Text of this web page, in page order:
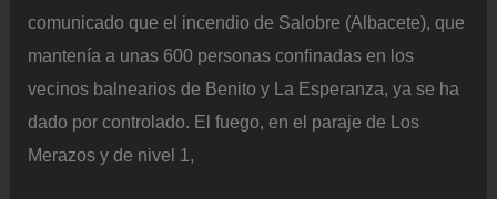
comunicado que el incendio de Salobre (Albacete), que
mantenía a unas 600 personas confinadas en los
vecinos balnearios de Benito y La Esperanza, ya se ha
dado por controlado. El fuego, en el paraje de Los
Merazos y de nivel 1,